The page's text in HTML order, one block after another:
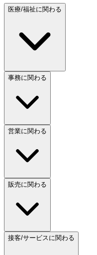
医療/福祉に関わる
事務に関わる
営業に関わる
販売に関わる
接客/サービスに関わる